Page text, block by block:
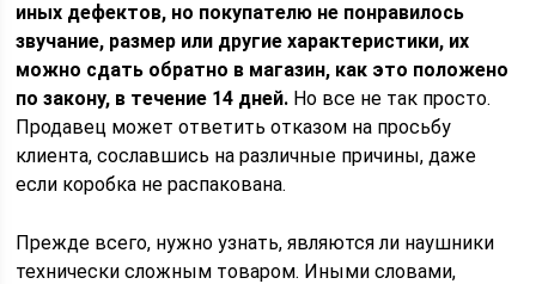
иных дефектов, но покупателю не понравилось
звучание, размер или другие характеристики, их
можно сдать обратно в магазин, как это положено
по закону, в течение 14 дней. Но все не так просто.
Продавец может ответить отказом на просьбу
клиента, сославшись на различные причины, даже
если коробка не распакована.
Прежде всего, нужно узнать, являются ли наушники
технически сложным товаром. Иными словами,